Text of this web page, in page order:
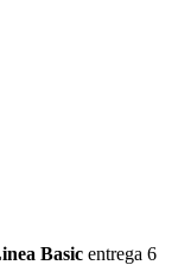
Basic entrega 6